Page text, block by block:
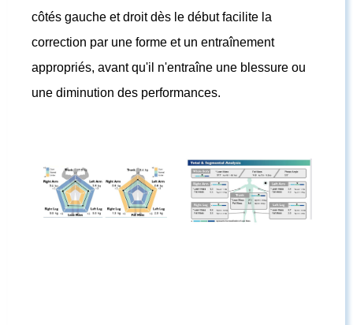
côtés gauche et droit dès le début facilite la
correction par une forme et un entraînement
appropriés, avant qu'il n'entraîne une blessure ou
une diminution des performances.